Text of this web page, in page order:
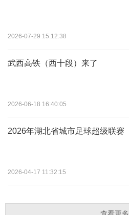
2026-07-29 15:12:38
武西高铁（西十段）来了
2026-06-18 16:40:05
2026年湖北省城市足球超级联赛
2026-04-17 11:32:15